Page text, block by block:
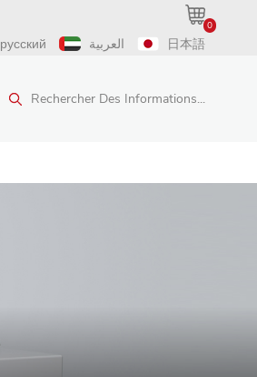
0
русский العربية 日本語
Rechercher Des Informations...